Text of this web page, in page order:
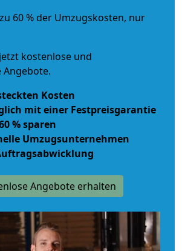
60 % der Umzugskosten, nur
kostenlose und
Kosten
mit einer Festpreisgarantie
% sparen
Umzugsunternehmen
Angebote erhalten